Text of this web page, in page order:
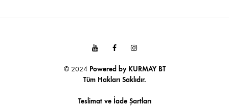
© 2024 Powered by KURMAY BT
Tüm Hakları Saklıdır.
Teslimat ve İade Şartları
YoutubeFacebookInstagram